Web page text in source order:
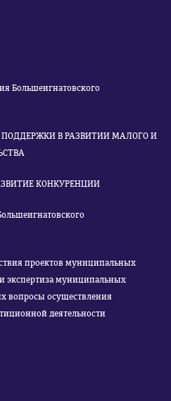
Большеигнатовского
В РАЗВИТИИ МАЛОГО И
КОНКУРЕНЦИИ
проектов муниципальных
экспертиза муниципальных
вопросы осуществления
деятельности